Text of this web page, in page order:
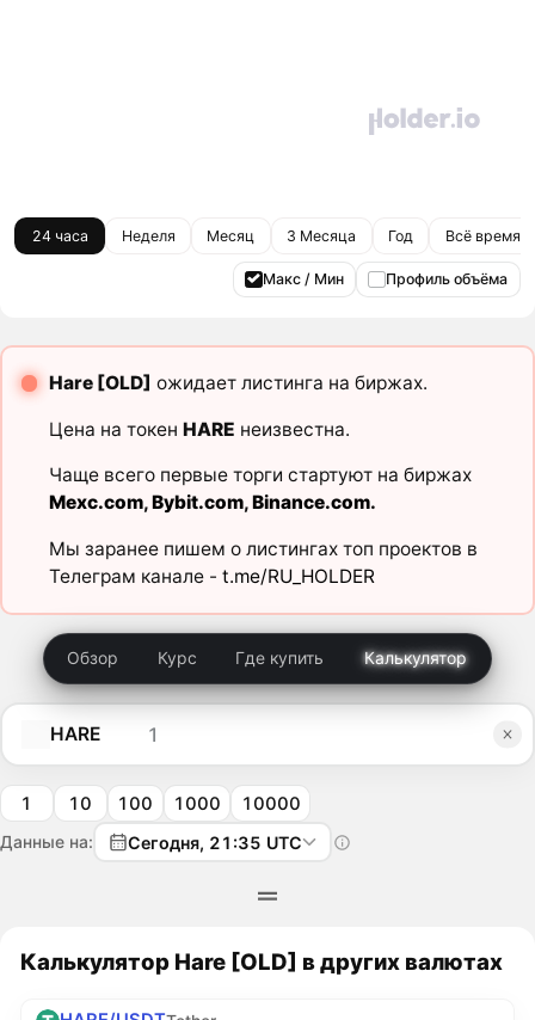
24 часа Неделя Месяц 3 Месяца Год Всё время
Макс / Мин Профиль объёма
Hare [OLD] ожидает листинга на биржах.
Цена на токен HARE неизвестна.
Чаще всего первые торги стартуют на биржах
Mexc.com,Bybit.com,Binance.com.
Мы заранее пишем о листингах топ проектов в
Телеграм канале - t.me/RU_HOLDER
Обзор Курс Где купить Калькулятор
HARE
1 10 100 1000 10000
Данные на: Сегодня, 21:35 UTC
Калькулятор Hare [OLD] в других валютах